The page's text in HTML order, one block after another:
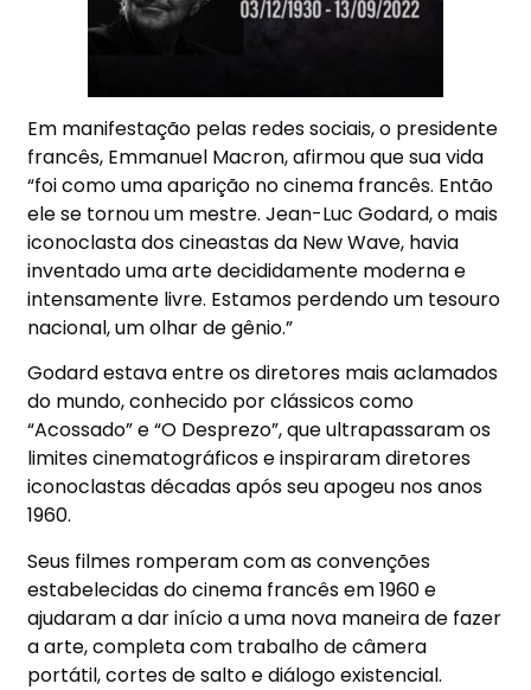
Em manifestação pelas redes sociais, o presidente
francês, Emmanuel Macron, afirmou que sua vida
“foi como uma aparição no cinema francês. Então
ele se tornou um mestre. Jean-Luc Godard, o mais
iconoclasta dos cineastas da New Wave, havia
inventado uma arte decididamente moderna e
intensamente livre. Estamos perdendo um tesouro
nacional, um olhar de gênio.”
Godard estava entre os diretores mais aclamados
do mundo, conhecido por clássicos como
“Acossado” e “O Desprezo”, que ultrapassaram os
limites cinematográficos e inspiraram diretores
iconoclastas décadas após seu apogeu nos anos
1960.
Seus filmes romperam com as convenções
estabelecidas do cinema francês em 1960 e
ajudaram a dar início a uma nova maneira de fazer
a arte, completa com trabalho de câmera
portátil, cortes de salto e diálogo existencial.